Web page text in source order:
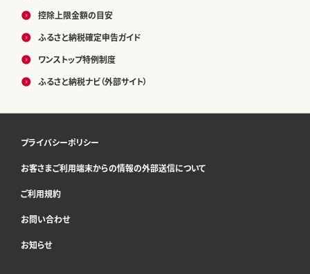
控除上限金額の目安
ふるさと納税確定申告ガイド
ワンストップ特例制度
ふるさと納税ナビ（外部サイト）
プライバシーポリシー
お客さまご利用端末からの情報の外部送信について
ご利用規約
お問い合わせ
お知らせ